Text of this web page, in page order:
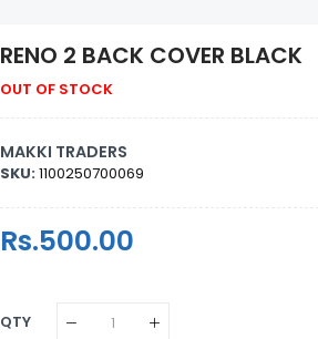
RENO 2 BACK COVER BLACK
OUT OF STOCK
MAKKI TRADERS
SKU:1100250700069
Regular
Price
Rs.500.00
QTY